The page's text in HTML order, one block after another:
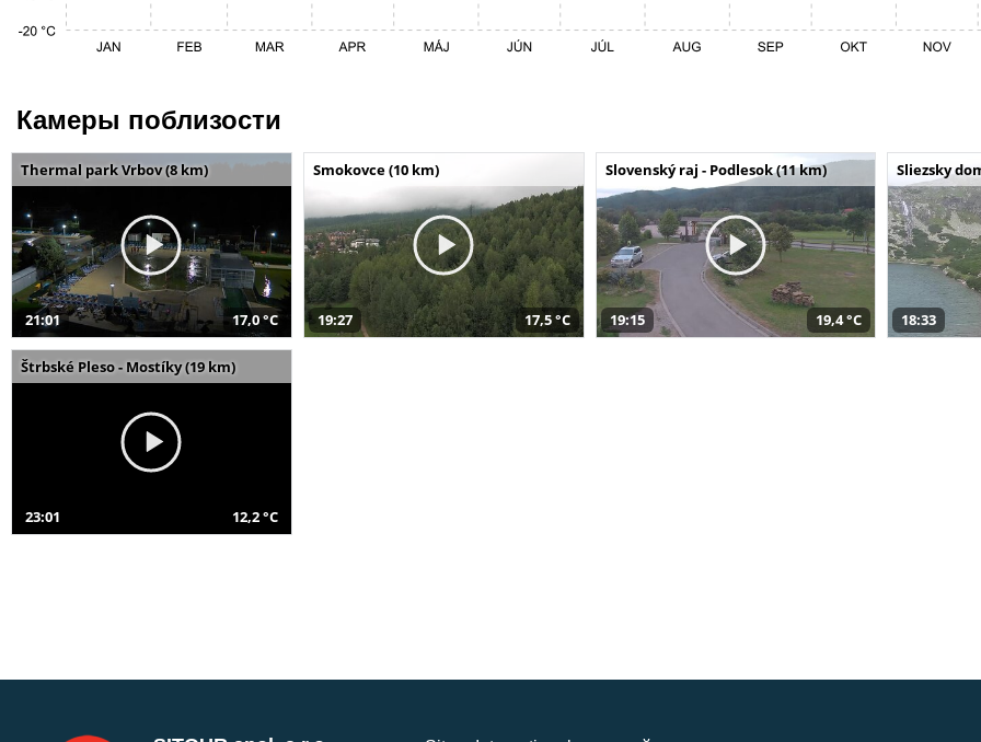
Камеры поблизости
Thermal park Vrbov (8 km)
21:01 17,0 °C
Smokovce (10 km)
19:27 17,5 °C
Slovenský raj - Podlesok (11 km)
19:15 19,4 °C
Sliezsky
18:33
Štrbské Pleso - Mostíky (19 km)
23:01 12,2 °C